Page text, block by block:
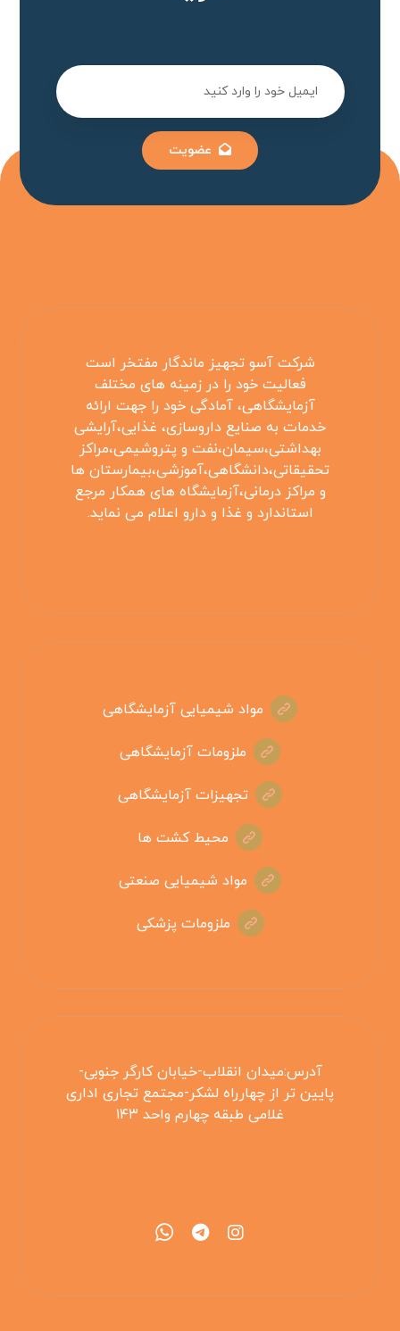
عضویت
شرکت آسو تجهیز ماندگار مفتخر است
فعالیت خود را در زمینه های مختلف
آزمایشگاهی، آمادگی خود را جهت ارائه
خدمات به صنایع داروسازی، غذایی،آرایشی
بهداشتی،سیمان،نفت و پتروشیمی،مراکز
تحقیقاتی،دانشگاهی،آموزشی،بیمارستان ها
و مراکز درمانی،آزمایشگاه های همکار مرجع
استاندارد و غذا و دارو اعلام می نماید.
مواد شیمیایی آزمایشگاهی
ملزومات آزمایشگاهی
تجهیزات آزمایشگاهی
محیط کشت ها
مواد شیمیایی صنعتی
ملزومات پزشکی
آدرس:میدان انقلاب-خیابان کارگر جنوبی-
پایین تر از چهارراه لشکر-مجتمع تجاری اداری
غلامی طبقه چهارم واحد ۱۴۳